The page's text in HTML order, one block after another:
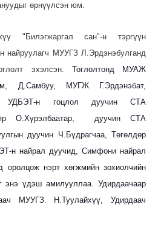
өрнүүлсэн юм.
"Билэгжаргал сан"-н тэргүүн
МУУГЗ Л.Эрдэнэбулганд
эхэлсэн. Тоглолтонд МУАЖ
Д.Самбуу, МУГЖ Г.Эрдэнэбат,
УДБЭТ-н гоцлол дуучин СТА
О.Хүрэлбаатар, дуучин СТА
дуучин Ч.Бүдрагчаа, Төгөлдөр
н найрал дуучид, Симфони найрал
оролцож нэрт хөгжмийн зохиолчийн
энэ үдэш амилууллаа. Удирдаачаар
МУУГЗ. Н.Туулайхүү, Удирдаач